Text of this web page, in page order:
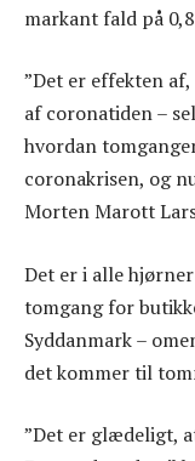
markant fald på
”Det er effekten
af coronatiden –
hvordan
coronakrisen, og
Morten Marott
Det er i alle
tomgang for
Syddanmark –
det kommer til
”Det er glædeligt,